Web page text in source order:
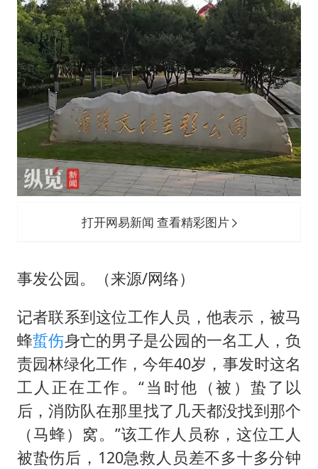
打开网易新闻 查看精彩图片
事发公园。（来源/网络）
记者联系到这位工作人员，他表示，被马
蜂蜇伤身亡的男子是公园的一名工人，负
责园林绿化工作，今年40岁，事发时这名
工人正在工作。“当时他（被）蛰了以
后，消防队在那里找了几天都没找到那个
（马蜂）窝。”该工作人员称，这位工人
被蛰伤后，120急救人员差不多十多分钟